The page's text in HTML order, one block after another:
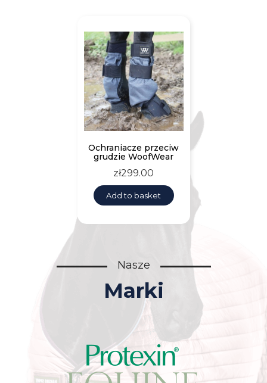
Ochraniacze przeciw
grudzie WoofWear
Price
zł299.00
Add to basket
Nasze
Marki